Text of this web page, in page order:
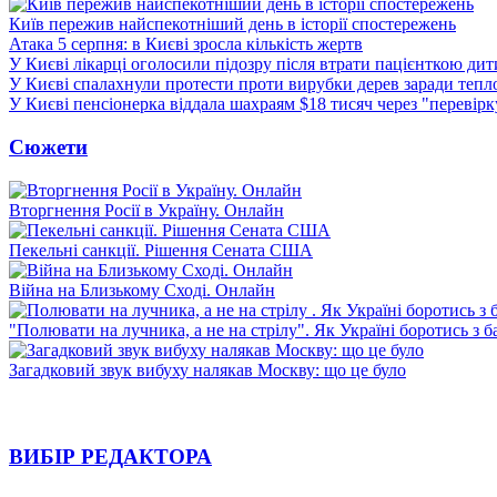
Київ пережив найспекотніший день в історії спостережень
Атака 5 серпня: в Києві зросла кількість жертв
У Києві лікарці оголосили підозру після втрати пацієнткою
У Києві спалахнули протести проти вирубки дерев заради
У Києві пенсіонерка віддала шахраям $18 тисяч через
Сюжети
Вторгнення Росії в Україну. Онлайн
Пекельні санкції. Рішення Сената США
Війна на Близькому Сході. Онлайн
"Полювати на лучника, а не на стрілу". Як Україні боротись з
Загадковий звук вибуху налякав Москву: що це було
ВИБІР РЕДАКТОРА